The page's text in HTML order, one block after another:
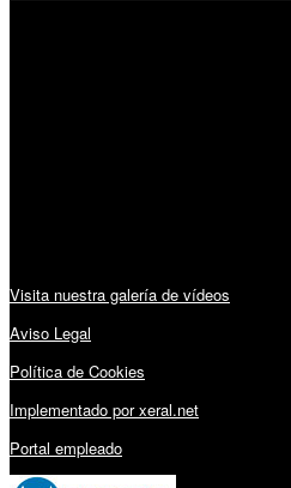
Visita nuestra galería de vídeos
Aviso Legal
Política de Cookies
Implementado por xeral.net
Portal empleado